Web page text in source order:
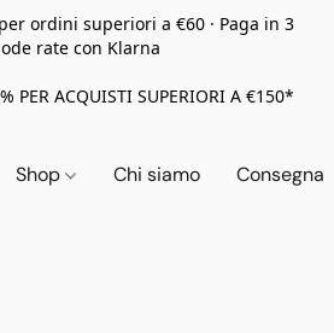
ordini superiori a €60 · Paga in 3
rate con Klarna
PER ACQUISTI SUPERIORI A €150*
Shop Chi siamo Consegna